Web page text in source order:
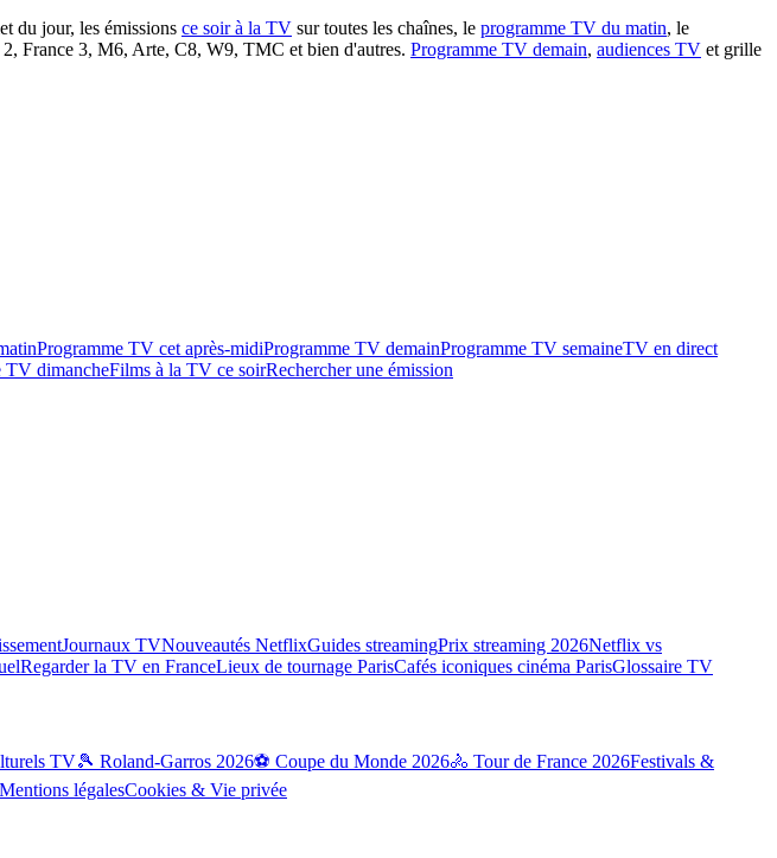
du jour, les émissions ce soir à la TV sur toutes les chaînes, le programme TV du matin, le
France 3, M6, Arte, C8, W9, TMC et bien d'autres. Programme TV demain, audiences TV et grille
Programme TV cet après-midiProgramme TV demainProgramme TV semaineTV en direct
TV dimancheFilms à la TV ce soirRechercher une émission
Journaux TVNouveautés NetflixGuides streamingPrix streaming 2026Netflix vs
Regarder la TV en FranceLieux de tournage ParisCafés iconiques cinéma ParisGlossaire TV
TV🎾 Roland-Garros 2026⚽ Coupe du Monde 2026🚴 Tour de France 2026Festivals &
Mentions légalesCookies & Vie privée